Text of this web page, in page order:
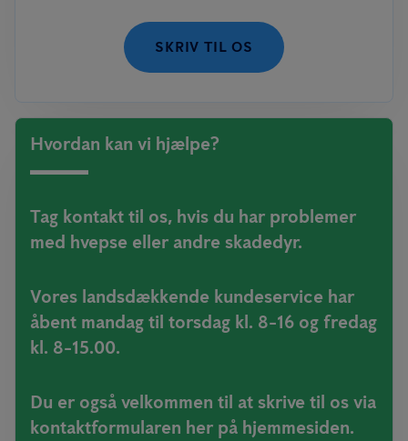
SKRIV TIL OS
Hvordan kan vi hjælpe?
Tag kontakt til os, hvis du har problemer
med hvepse eller andre skadedyr.
Vores landsdækkende kundeservice har
åbent mandag til torsdag kl. 8-16 og fredag
kl. 8-15.00.
Du er også velkommen til at skrive til os via
kontaktformularen her på hjemmesiden.